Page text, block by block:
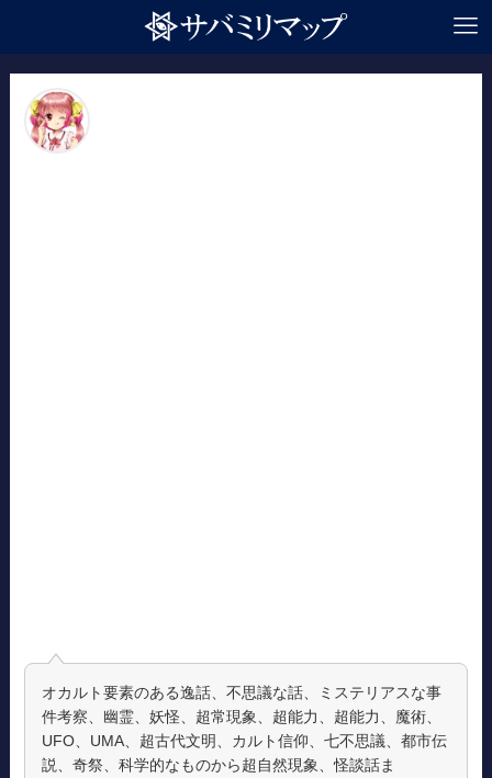
オカルト要素のある逸話、不思議な話、ミステリアスな事
件考察、幽霊、妖怪、超常現象、超能力、超能力、魔術、
UFO、UMA、超古代文明、カルト信仰、七不思議、都市伝
説、奇祭、科学的なものから超自然現象、怪談話ま